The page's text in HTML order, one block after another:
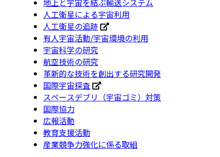
地上と宇宙を結ぶ輸送システム
人工衛星による宇宙利用
人工衛星の追跡
有人宇宙活動/宇宙環境の利用
宇宙科学の研究
航空技術の研究
革新的な技術を創出する研究開発
国際宇宙探査
スペースデブリ（宇宙ゴミ）対策
国際協力
広報活動
教育支援活動
産業競争力強化に係る取組